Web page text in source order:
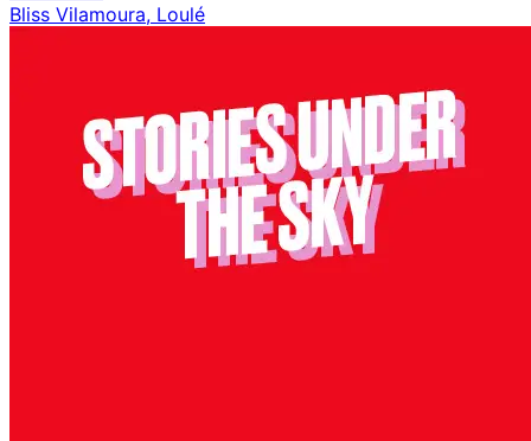
Bliss Vilamoura, Loulé